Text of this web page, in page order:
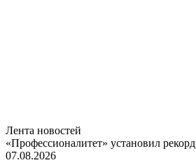
Лента новостей
«Профессионалитет» установил рекорд
07.08.2026